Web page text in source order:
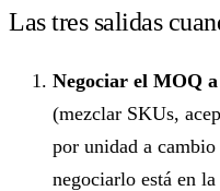
Las tres salidas
Negociar el MOQ
(mezclar SKUs,
por unidad a
negociarlo está en la